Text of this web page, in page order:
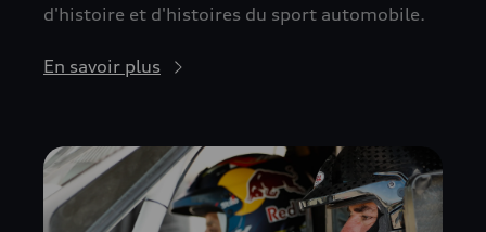
d'histoire et d'histoires du sport automobile.
En savoir plus